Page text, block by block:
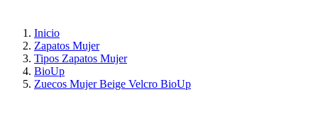
Inicio
Zapatos Mujer
Tipos Zapatos Mujer
BioUp
Zuecos Mujer Beige Velcro BioUp